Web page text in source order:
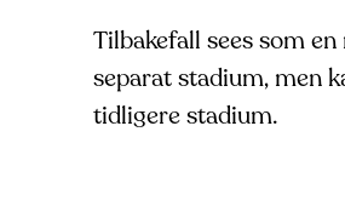
Tilbakefall sees som
separat stadium, men
tidligere stadium.